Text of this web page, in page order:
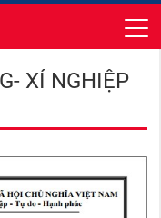
XÍ NGHIỆP